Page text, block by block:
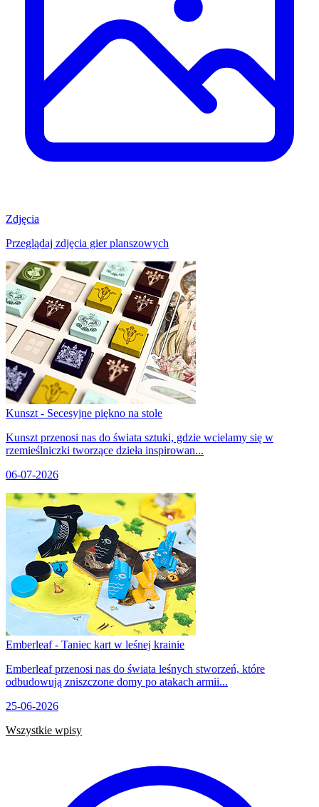
Zdjęcia
Przeglądaj zdjęcia gier planszowych
Kunszt - Secesyjne piękno na stole
Kunszt przenosi nas do świata sztuki, gdzie wcielamy się w
rzemieślniczki tworzące dzieła inspirowan...
06-07-2026
Emberleaf - Taniec kart w leśnej krainie
Emberleaf przenosi nas do świata leśnych stworzeń, które
odbudowują zniszczone domy po atakach armii...
25-06-2026
Wszystkie wpisy